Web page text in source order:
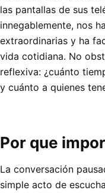
las pantallas de sus
innegablemente, nos
extraordinarias y ha
vida cotidiana. No
reflexiva: ¿cuánto
y cuánto a quienes
Por que
La conversación
simple acto de